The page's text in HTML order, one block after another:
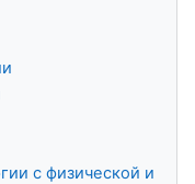
с физической и